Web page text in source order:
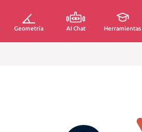
Geometría AI Chat Herramientas